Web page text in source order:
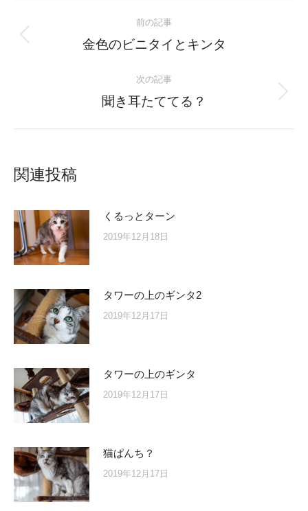
navigation
前の記事
Previous
金色のビニタイとキンタ
次の記事
Next
聞き耳たててる？
関連投稿
くるっとターン
2019年12月18日
タワーの上のギンタ2
2019年12月17日
タワーの上のギンタ
2019年12月17日
猫ぱんち？
2019年12月17日